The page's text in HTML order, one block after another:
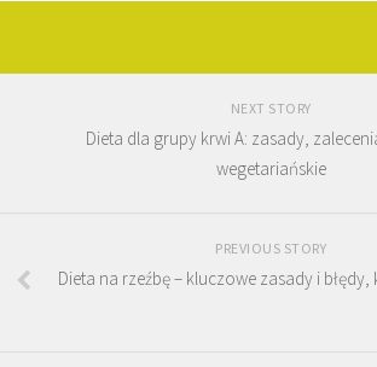
NEXT STORY
Dieta dla grupy krwi A: zasady,
wegetariańskie
PREVIOUS STORY
Dieta na rzeźbę – kluczowe zasady i